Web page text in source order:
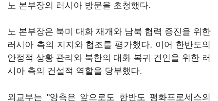
노 본부장의 러시아 방문을 초청했다.
노 본부장은 북미 대화 재개와 남북 협력 증진을 위한
러시아 측의 지지와 협조를 평가했다. 이어 한반도의
안정적 상황 관리와 북한의 대화 복귀 견인을 위한 러
시아 측의 건설적 역할을 당부했다.
외교부는 "양측은 앞으로도 한반도 평화프로세스의